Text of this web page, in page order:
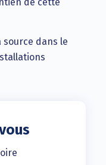
de cette
source dans le